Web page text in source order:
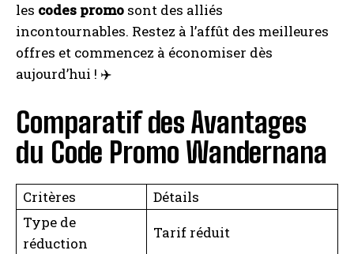
les codes promo sont des alliés
incontournables. Restez à l’affût des meilleures
offres et commencez à économiser dès
aujourd’hui ! ✈️
Comparatif des Avantages
du Code Promo Wandernana
Critères
Détails
Type de
réduction
Tarif réduit